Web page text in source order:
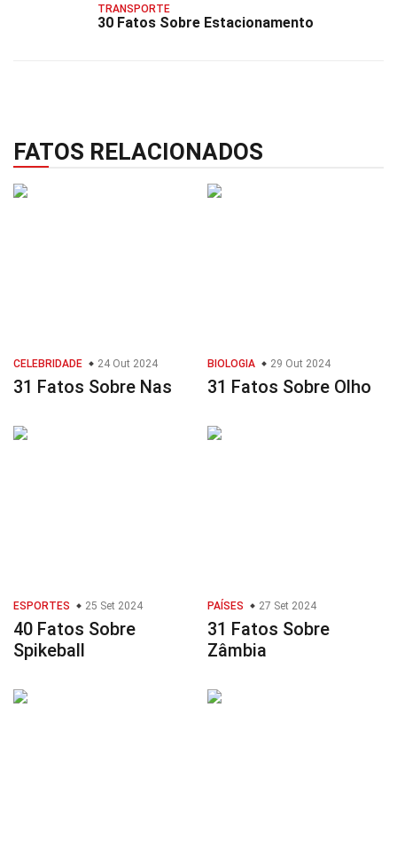
TRANSPORTE
30 Fatos Sobre Estacionamento
FATOS RELACIONADOS
CELEBRIDADE 24 Out 2024
31 Fatos Sobre Nas
BIOLOGIA 29 Out 2024
31 Fatos Sobre Olho
ESPORTES 25 Set 2024
40 Fatos Sobre
Spikeball
PAÍSES 27 Set 2024
31 Fatos Sobre
Zâmbia